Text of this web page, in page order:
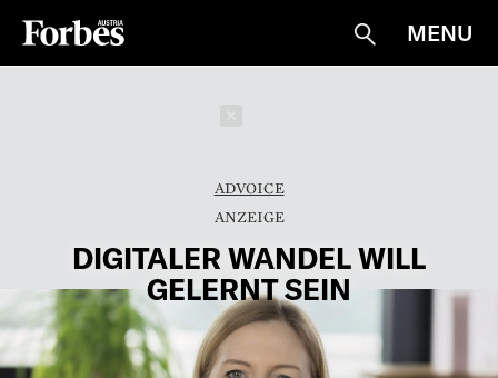
Suche
MENU
ADVOICE
DIGITALER WANDEL WILL
GELERNT SEIN